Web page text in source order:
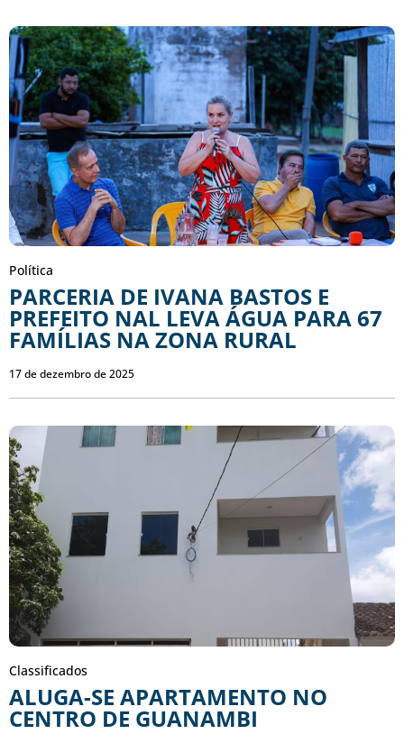
Política
PARCERIA DE IVANA BASTOS E
PREFEITO NAL LEVA ÁGUA PARA 67
FAMÍLIAS NA ZONA RURAL
17 de dezembro de 2025
Classificados
ALUGA-SE APARTAMENTO NO
CENTRO DE GUANAMBI